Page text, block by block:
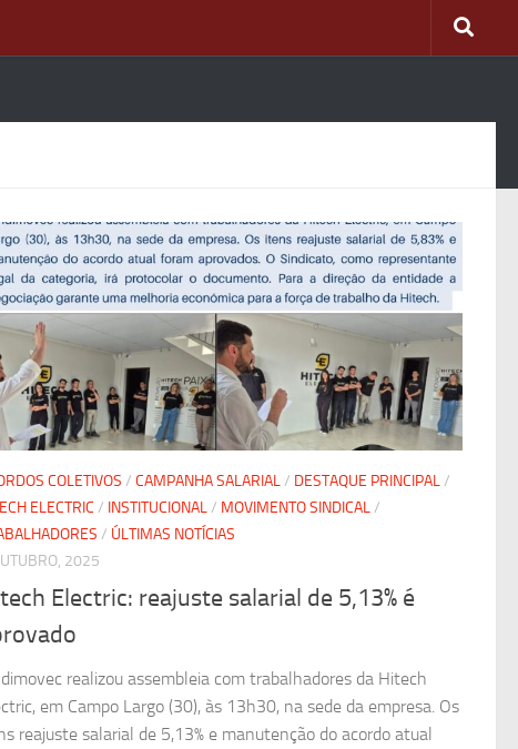
COLETIVOS / CAMPANHA SALARIAL/ DESTAQUE PRINCIPAL/
ELECTRIC / INSTITUCIONAL/ MOVIMENTO SINDICAL/
/ ÚLTIMAS NOTÍCIAS
2025
Electric: reajuste salarial de 5,13% é
realizou assembleia com trabalhadores da Hitech
em Campo Largo (30), às 13h30, na sede da empresa. Os
reajuste salarial de 5,13% e manutenção do acordo atual